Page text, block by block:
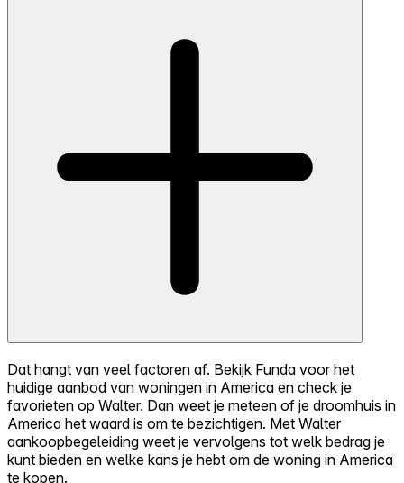
Dat hangt van veel factoren af. Bekijk Funda voor het
huidige aanbod van woningen in America en check je
favorieten op Walter. Dan weet je meteen of je droomhuis in
America het waard is om te bezichtigen. Met Walter
aankoopbegeleiding weet je vervolgens tot welk bedrag je
kunt bieden en welke kans je hebt om de woning in America
te kopen.